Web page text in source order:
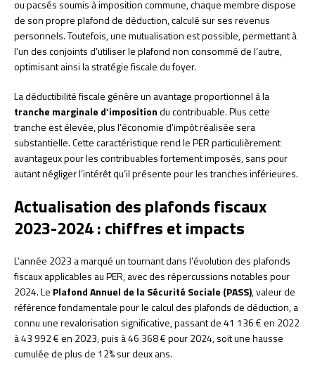
ou pacsés soumis à imposition commune, chaque membre dispose
de son propre plafond de déduction, calculé sur ses revenus
personnels. Toutefois, une mutualisation est possible, permettant à
l’un des conjoints d’utiliser le plafond non consommé de l’autre,
optimisant ainsi la stratégie fiscale du foyer.
La déductibilité fiscale génère un avantage proportionnel à la
tranche marginale d’impositiondu contribuable. Plus cette
tranche est élevée, plus l’économie d’impôt réalisée sera
substantielle. Cette caractéristique rend le PER particulièrement
avantageux pour les contribuables fortement imposés, sans pour
autant négliger l’intérêt qu’il présente pour les tranches inférieures.
Actualisation des plafonds fiscaux
2023-2024 : chiffres et impacts
L’année 2023 a marqué un tournant dans l’évolution des plafonds
fiscaux applicables au PER, avec des répercussions notables pour
2024. Le Plafond Annuel de la Sécurité Sociale (PASS), valeur de
référence fondamentale pour le calcul des plafonds de déduction, a
connu une revalorisation significative, passant de 41 136 € en 2022
à 43 992 € en 2023, puis à 46 368 € pour 2024, soit une hausse
cumulée de plus de 12% sur deux ans.